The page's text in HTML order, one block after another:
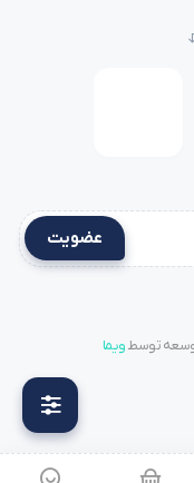
عضویت
توسطویما